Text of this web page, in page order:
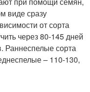
виде сразу
от сорта
через 80-145 дней
Раннеспелые сорта
– 110-130,